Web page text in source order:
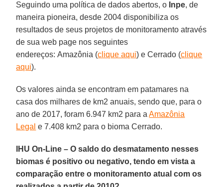
Seguindo uma política de dados abertos, o Inpe, de
maneira pioneira, desde 2004 disponibiliza os
resultados de seus projetos de monitoramento através
de sua web page nos seguintes
endereços: Amazônia (clique aqui) e Cerrado (clique
aqui).
Os valores ainda se encontram em patamares na
casa dos milhares de km2 anuais, sendo que, para o
ano de 2017, foram 6.947 km2 para aAmazônia
Legal e 7.408 km2 para o bioma Cerrado.
IHU On-Line – O saldo do desmatamento nesses
biomas é positivo ou negativo, tendo em vista a
comparação entre o monitoramento atual com os